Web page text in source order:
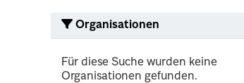
Organisationen
Für diese Suche wurden keine
Organisationen gefunden.